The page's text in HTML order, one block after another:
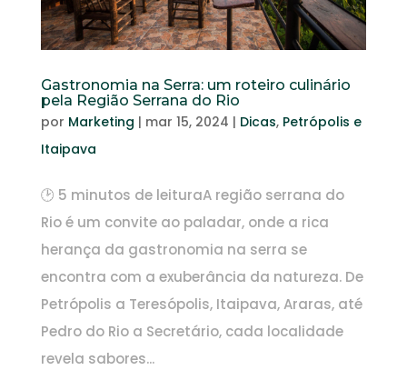
Gastronomia na Serra: um roteiro culinário
pela Região Serrana do Rio
por Marketing | mar 15, 2024 | Dicas, Petrópolis e
Itaipava
🕑 5 minutos de leituraA região serrana do
Rio é um convite ao paladar, onde a rica
herança da gastronomia na serra se
encontra com a exuberância da natureza. De
Petrópolis a Teresópolis, Itaipava, Araras, até
Pedro do Rio a Secretário, cada localidade
revela sabores...